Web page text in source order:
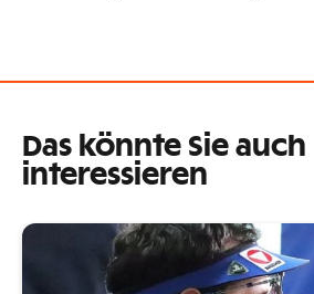
Das könnte Sie auch
interessieren